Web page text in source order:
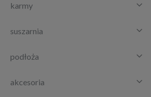
karmy
suszarnia
podłoża
akcesoria